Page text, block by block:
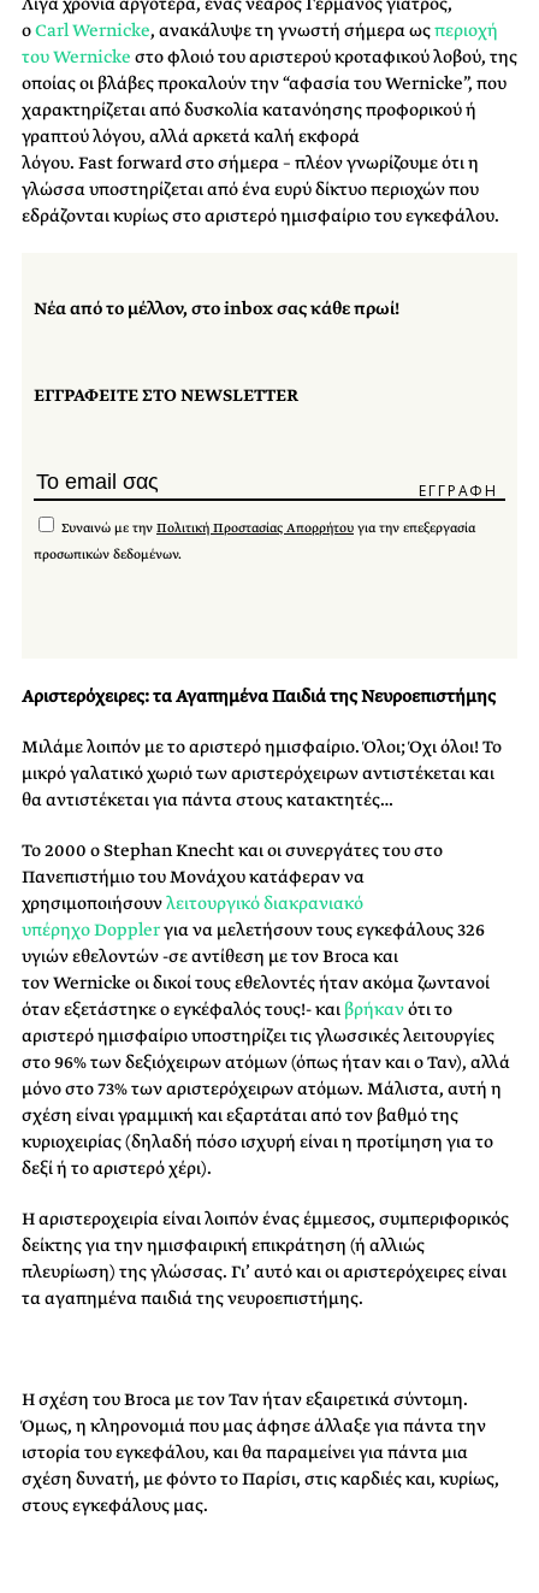
οCarl Wernicke, ανακάλυψε τη γνωστή σήμερα ωςπεριοχή
του Wernicke στο φλοιό του αριστερού κροταφικού λοβού, της
οποίας οι βλάβες προκαλούν την “αφασία του Wernicke”, που
χαρακτηρίζεται από δυσκολία κατανόησης προφορικού ή
γραπτού λόγου, αλλά αρκετά καλή εκφορά
λόγου. Fastforwardστο σήμερα – πλέον γνωρίζουμε ότι η
γλώσσα υποστηρίζεται από ένα ευρύ δίκτυο περιοχών που
εδράζονται κυρίως στο αριστερό ημισφαίριο του εγκεφάλου.
Νέα από το μέλλον, στο inbox σας κάθε πρωί!
ΕΓΓΡΑΦΕΙΤΕ ΣΤΟ NEWSLETTER
Συναινώ με την Πολιτική Προστασίας Απορρήτου για την επεξεργασία
προσωπικών δεδομένων.
Αριστερόχειρες: τα Αγαπημένα Παιδιά της Νευροεπιστήμης
Μιλάμε λοιπόν με το αριστερό ημισφαίριο. Όλοι; Όχι όλοι! Το
μικρό γαλατικό χωριό των αριστερόχειρων αντιστέκεται και
θα αντιστέκεται για πάντα στους κατακτητές…
Το 2000 ο StephanKnechtκαι οι συνεργάτες του στο
Πανεπιστήμιο του Μονάχου κατάφεραν να
χρησιμοποιήσουνλειτουργικό διακρανιακό
υπέρηχοDopplerγια να μελετήσουν τους εγκεφάλους 326
υγιών εθελοντών -σε αντίθεση με τονBrocaκαι
τονWernicke οι δικοί τους εθελοντές ήταν ακόμα ζωντανοί
όταν εξετάστηκε ο εγκέφαλός τους!- και βρήκανότι το
αριστερό ημισφαίριο υποστηρίζει τις γλωσσικές λειτουργίες
στο 96% των δεξιόχειρων ατόμων (όπως ήταν και ο Ταν), αλλά
μόνο στο 73% των αριστερόχειρων ατόμων. Μάλιστα, αυτή η
σχέση είναι γραμμική και εξαρτάται από τον βαθμό της
κυριοχειρίας (δηλαδή πόσο ισχυρή είναι η προτίμηση για το
δεξί ή το αριστερό χέρι).
Η αριστεροχειρία είναι λοιπόν ένας έμμεσος, συμπεριφορικός
δείκτης για την ημισφαιρική επικράτηση (ή αλλιώς
πλευρίωση) της γλώσσας. Γι’ αυτό και οι αριστερόχειρες είναι
τα αγαπημένα παιδιά της νευροεπιστήμης.
Η σχέση τουBroca με τον Ταν ήταν εξαιρετικά σύντομη.
Όμως, η κληρονομιά που μας άφησε άλλαξε για πάντα την
ιστορία του εγκεφάλου, και θα παραμείνει για πάντα μια
σχέση δυνατή, με φόντο το Παρίσι, στις καρδιές και, κυρίως,
στους εγκεφάλους μας.